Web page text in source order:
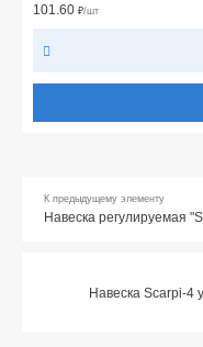
101.60 ₽/шт
К предыдущему элементу
Навеска регулируемая
Навеска Scarpi-4